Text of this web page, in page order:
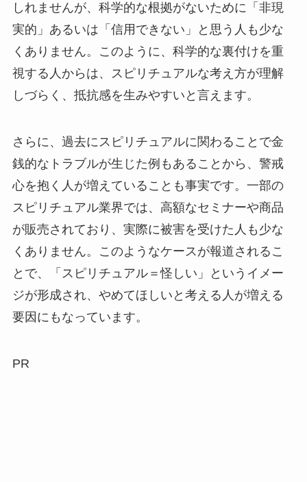
しれませんが、科学的な根拠がないために「非現
実的」あるいは「信用できない」と思う人も少な
くありません。このように、科学的な裏付けを重
視する人からは、スピリチュアルな考え方が理解
しづらく、抵抗感を生みやすいと言えます。
さらに、過去にスピリチュアルに関わることで金
銭的なトラブルが生じた例もあることから、警戒
心を抱く人が増えていることも事実です。一部の
スピリチュアル業界では、高額なセミナーや商品
が販売されており、実際に被害を受けた人も少な
くありません。このようなケースが報道されるこ
とで、「スピリチュアル＝怪しい」というイメー
ジが形成され、やめてほしいと考える人が増える
要因にもなっています。
PR